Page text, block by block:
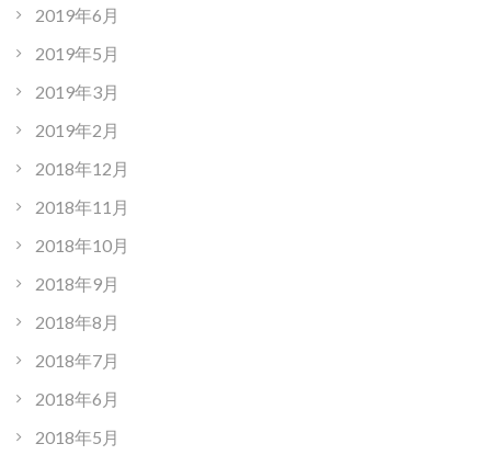
2019年6月
2019年5月
2019年3月
2019年2月
2018年12月
2018年11月
2018年10月
2018年9月
2018年8月
2018年7月
2018年6月
2018年5月